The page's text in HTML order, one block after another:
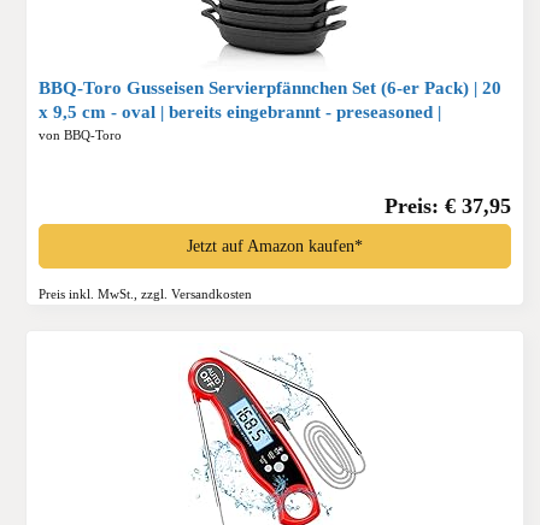
BBQ-Toro Gusseisen Servierpfännchen Set (6-er Pack) | 20
x 9,5 cm - oval | bereits eingebrannt - preseasoned |
Gusseisen Grillpfannen, Pfännchen, Servierpfanne,
von BBQ-Toro
Preis: € 37,95
Jetzt auf Amazon kaufen*
Preis inkl. MwSt., zzgl. Versandkosten